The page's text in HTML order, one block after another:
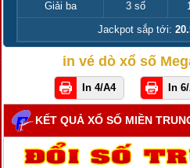
Giải ba 3 số
Jackpot sắp tới:
in vé dò xổ số
In 4/A4 In
KẾT QUẢ XỔ SỐ MIỀN